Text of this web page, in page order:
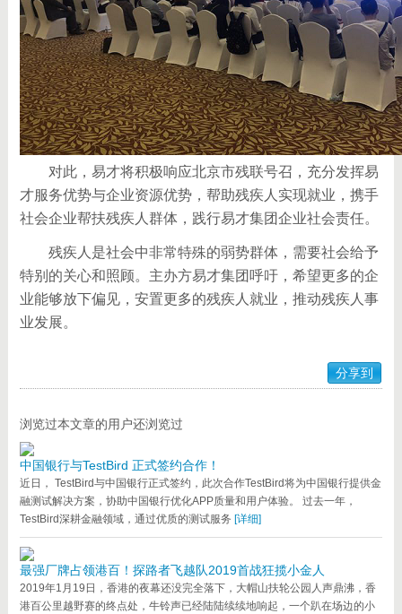
对此，易才将积极响应北京市残联号召，充分发挥易
才服务优势与企业资源优势，帮助残疾人实现就业，携手
社会企业帮扶残疾人群体，践行易才集团企业社会责任。
残疾人是社会中非常特殊的弱势群体，需要社会给予
特别的关心和照顾。主办方易才集团呼吁，希望更多的企
业能够放下偏见，安置更多的残疾人就业，推动残疾人事
业发展。
分享到
浏览过本文章的用户还浏览过
中国银行与TestBird 正式签约合作！
近日， TestBird与中国银行正式签约，此次合作TestBird将为中国银行提供金
融测试解决方案，协助中国银行优化APP质量和用户体验。 过去一年，
TestBird深耕金融领域，通过优质的测试服务 [详细]
最强厂牌占领港百！探路者飞越队2019首战狂揽小金人
2019年1月19日，香港的夜幕还没完全落下，大帽山扶轮公园人声鼎沸，香
港百公里越野赛的终点处，牛铃声已经陆陆续续地响起，一个趴在场边的小